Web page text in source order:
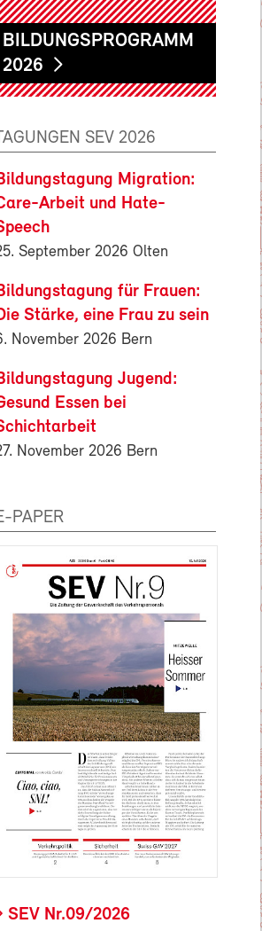
BILDUNGSPROGRAMM
2026
SEV 2026
Migration:
Arbeit und Hate-
September 2026 Olten
für Frauen:
Stärke, eine Frau zu sein
November 2026 Bern
Jugend:
Essen bei
November 2026 Bern
PAPER
SEV Nr.09/2026